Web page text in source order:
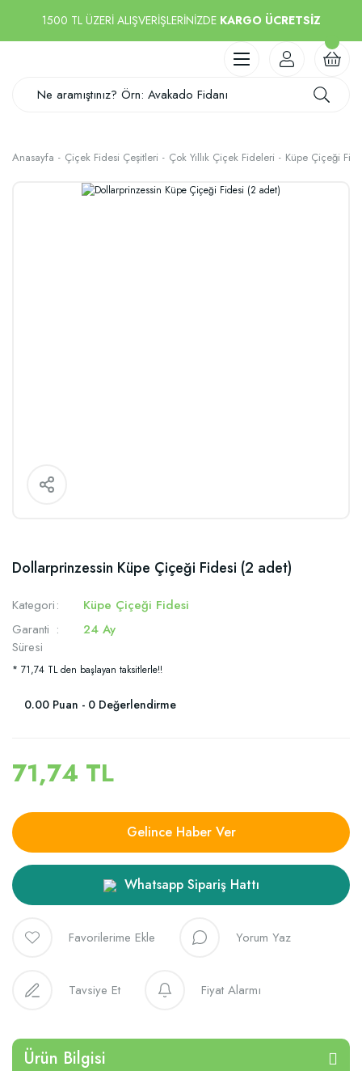
1500 TL ÜZERİ ALIŞVERİŞLERİNİZDE KARGO ÜCRETSİZ
Anasayfa Çiçek Fidesi Çeşitleri Çok Yıllık Çiçek Fideleri Küpe Çiçeği
Dollarprinzessin Küpe Çiçeği Fidesi (2 adet)
Kategori
Küpe Çiçeği Fidesi
Garanti
Süresi
24 Ay
* 71,74 TL den başlayan taksitlerle!!
0.00 Puan - 0 Değerlendirme
71,74 TL
Gelince Haber Ver
Whatsapp Sipariş Hattı
Yorum Yaz
Tavsiye Et Fiyat Alarmı
Ürün Bilgisi